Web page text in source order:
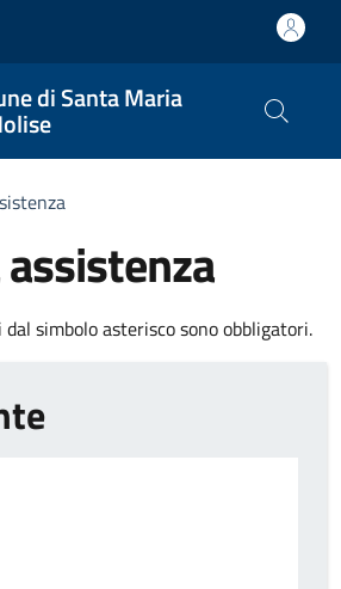
di Santa Maria
Cerca
simbolo asterisco sono obbligatori.